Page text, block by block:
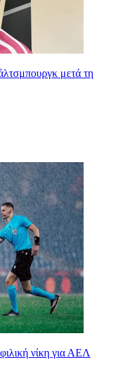
μετά τη
νίκη για ΑΕΛ